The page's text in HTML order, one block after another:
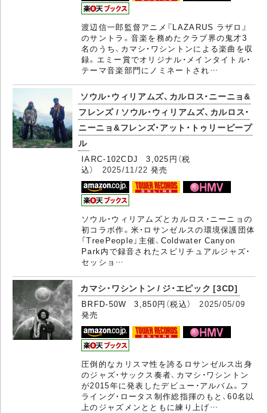
渡辺信一郎監督アニメ『LAZARUS ラザロ』
のサントラ。音楽を務めたクラブ界の鬼才3
名のうち、カマシ・ワシントンによる楽曲を収
録。エミー賞でオリジナル・メインタイトル・
テーマ音楽部門にノミネートされ…
ソウル・ウィリアムズ、カルロス・ニーニョ&
フレンズ / ソウル・ウィリアムズ、カルロス・
ニーニョ&フレンズ・アット・トゥリーピープ
ル
IARC-102CDJ 3,025円（税
込） 2025/11/22 発売
ソウル・ウィリアムズとカルロス・ニーニョの
初コラボ作。米・ロサンゼルスの環境保護団体
「TreePeople」主催、Coldwater Canyon
Park内で録音されたスピリチュアルジャズ・
セッショ…
カマシ・ワシントン / ジ・エピック [3CD]
BRFD-50W 3,850円（税込） 2025/05/09
発売
圧倒的なカリスマ性を誇るロサンゼルス出身
のジャズ・サックス奏者、カマシ・ワシントン
が2015年に発表したデビュー・アルバム。フ
ライング・ロータス制作総指揮のもと、60名以
上のジャズメンとともに練り上げ…